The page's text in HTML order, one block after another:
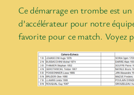
Ce démarrage en trombe est
d’accélérateur pour notre
favorite pour ce match. Voyez